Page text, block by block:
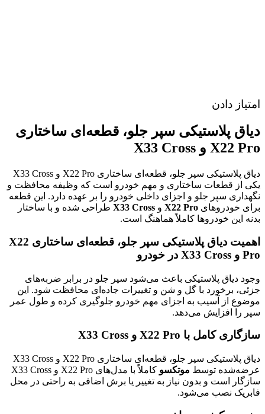
امتیاز دادن
دیاق پلاستیکی سپر جلو، قطعه‌ای ساختاری
X22 Pro و X33 Cross
دیاق پلاستیکی سپر جلو، قطعه‌ای ساختاری X22 Pro و X33 Cross
یکی از قطعات ساختاری و مهم خودرو است که وظیفه محافظت و
نگهداری سپر جلو و اجزای داخلی خودرو را بر عهده دارد. این قطعه
برای خودروهای X22 Pro و X33 Cross طراحی شده و با ساختار
بدنه این خودروها کاملاً هماهنگ است.
اهمیت دیاق پلاستیکی سپر جلو، قطعه‌ای ساختاری X22
Pro و X33 Cross در خودرو
وجود دیاق پلاستیکی باعث می‌شود سپر جلو در برابر ضربه‌های
جزئی، برخورد با گل و شن و تغییرات جاده‌ای محافظت شود. این
موضوع از آسیب به اجزای مهم خودرو جلوگیری کرده و طول عمر
سپر را افزایش می‌دهد.
سازگاری کامل با X22 Pro و X33 Cross
دیاق پلاستیکی سپر جلو، قطعه‌ای ساختاری X22 Pro و X33 Cross
عرضه‌شده توسط موتکسو
کاملاً با مدل‌های X22 Pro و X33 Cross
سازگار است و بدون نیاز به تغییر یا برش اضافی به راحتی در محل
فابریک نصب می‌شود.